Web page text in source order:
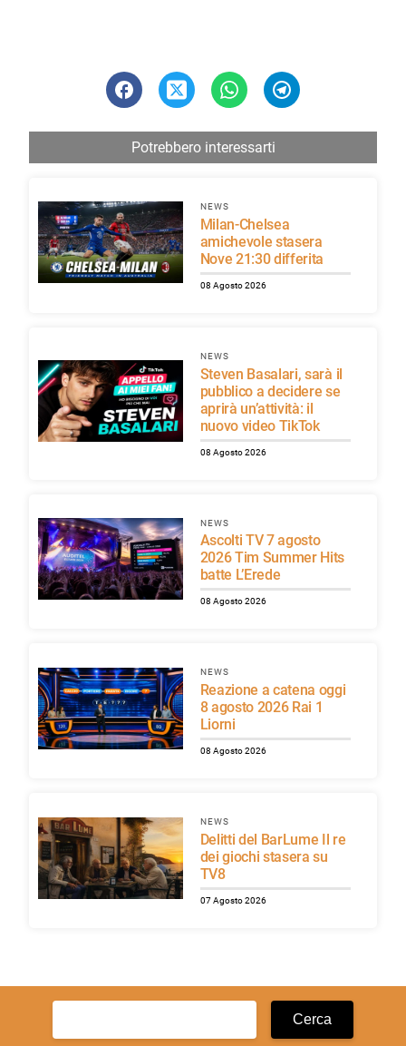
Potrebbero interessarti
NEWS
Milan-Chelsea
amichevole stasera
Nove 21:30 differita
08 Agosto 2026
NEWS
Steven Basalari, sarà il
pubblico a decidere se
aprirà un’attività: il
nuovo video TikTok
08 Agosto 2026
NEWS
Ascolti TV 7 agosto
2026 Tim Summer Hits
batte L’Erede
08 Agosto 2026
NEWS
Reazione a catena oggi
8 agosto 2026 Rai 1
Liorni
08 Agosto 2026
NEWS
Delitti del BarLume Il re
dei giochi stasera su
TV8
07 Agosto 2026
Ricerca